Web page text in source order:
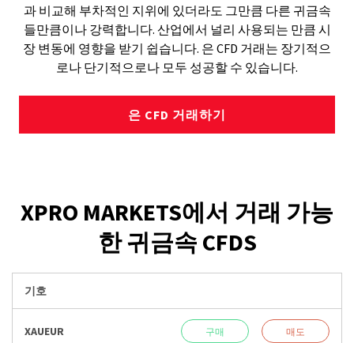
과 비교해 부차적인 지위에 있더라도 그만큼 다른 귀금속
들만큼이나 강력합니다. 산업에서 널리 사용되는 만큼 시
장 변동에 영향을 받기 쉽습니다. 은 CFD 거래는 장기적으
로나 단기적으로나 모두 성공할 수 있습니다.
은 CFD 거래하기
XPRO MARKETS에서 거래 가능
한 귀금속 CFDS
기호
XAUEUR 구매 매도